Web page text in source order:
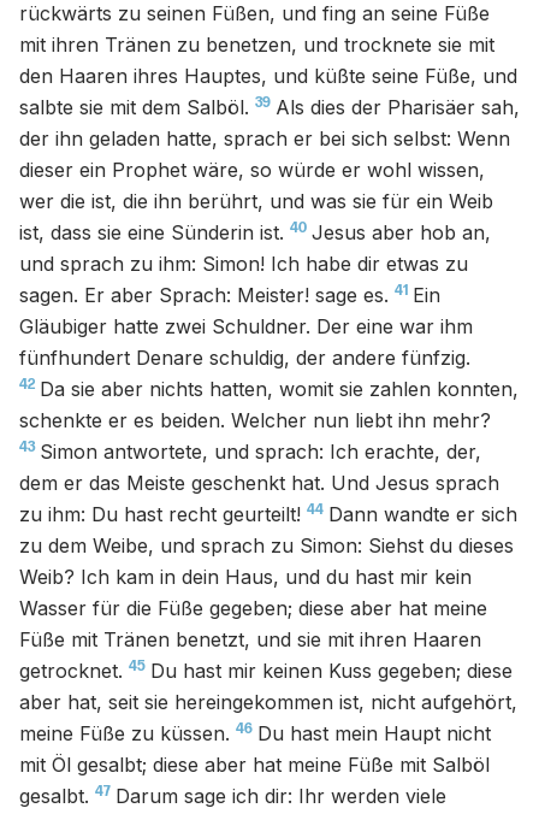
rückwärts zu seinen Füßen, und fing an seine Füße
mit ihren Tränen zu benetzen, und trocknete sie mit
den Haaren ihres Hauptes, und küßte seine Füße, und
salbte sie mit dem Salböl. 39 Als dies der Pharisäer sah,
der ihn geladen hatte, sprach er bei sich selbst: Wenn
dieser ein Prophet wäre, so würde er wohl wissen,
wer die ist, die ihn berührt, und was sie für ein Weib
ist, dass sie eine Sünderin ist. 40 Jesus aber hob an,
und sprach zu ihm: Simon! Ich habe dir etwas zu
sagen. Er aber Sprach: Meister! sage es. 41 Ein
Gläubiger hatte zwei Schuldner. Der eine war ihm
fünfhundert Denare schuldig, der andere fünfzig.
42 Da sie aber nichts hatten, womit sie zahlen konnten,
schenkte er es beiden. Welcher nun liebt ihn mehr?
43 Simon antwortete, und sprach: Ich erachte, der,
dem er das Meiste geschenkt hat. Und Jesus sprach
zu ihm: Du hast recht geurteilt! 44 Dann wandte er sich
zu dem Weibe, und sprach zu Simon: Siehst du dieses
Weib? Ich kam in dein Haus, und du hast mir kein
Wasser für die Füße gegeben; diese aber hat meine
Füße mit Tränen benetzt, und sie mit ihren Haaren
getrocknet. 45 Du hast mir keinen Kuss gegeben; diese
aber hat, seit sie hereingekommen ist, nicht aufgehört,
meine Füße zu küssen. 46 Du hast mein Haupt nicht
mit Öl gesalbt; diese aber hat meine Füße mit Salböl
gesalbt. 47 Darum sage ich dir: Ihr werden viele